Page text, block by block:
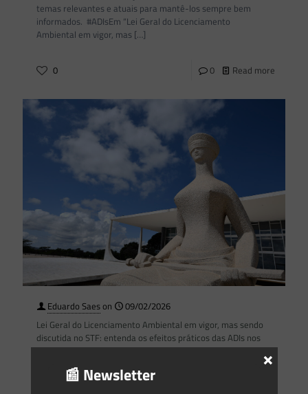
temas relevantes e atuais para mantê-los sempre bem
informados. #ADIsEm “Lei Geral do Licenciamento
Ambiental em vigor, mas […]
0 0 Read more
Eduardo Saeson
09/02/2026
Lei Geral do Licenciamento Ambiental em vigor, mas sendo
discutida no STF: entenda os efeitos práticos das ADIs nos
licenciamentos ambientais
Com a entrada em vigor da Lei nº 15.190/2025, denominada
📰 Newsletter
×